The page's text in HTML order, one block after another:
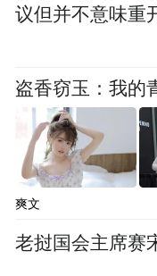
议但并不意味重
盗香窃玉：我的
爽文
老挝国会主席赛